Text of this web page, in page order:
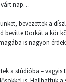
várt nap…
bevezettek a
bevitte Dorkát a kör
is nagyon
a stúdióba –